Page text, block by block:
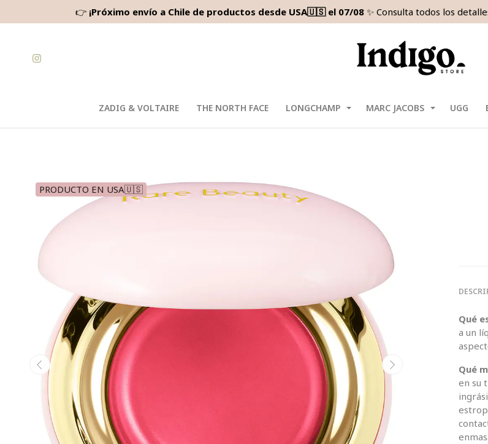
👉 ¡Próximo envío a Chile de productos desde USA🇺🇸 el 07/08✨ Consulta todos los
ZADIG & VOLTAIRE THE NORTH FACE LONGCHAMP MARC JACOBS UGG
PRODUCTO EN USA🇺🇸
Qué
a un
Qué
en su